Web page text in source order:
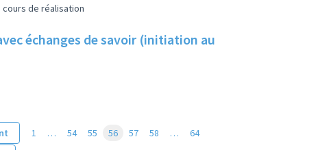
de réalisation
échanges de savoir (initiation au
1 … 54 55 56 57 58 …
64